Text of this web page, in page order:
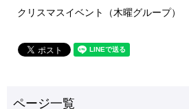
クリスマスイベント（木曜グループ）